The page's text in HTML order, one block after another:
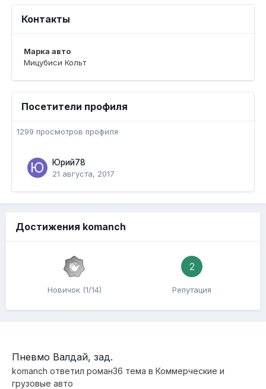
Контакты
Марка авто
Мицубиси Кольт
Посетители профиля
1299 просмотров профиля
Юрий78
21 августа, 2017
Достижения komanch
Новичок (1/14)
2
Репутация
Пневмо Валдай, зад.
komanch ответил роман36 тема в Коммерческие и
грузовые авто